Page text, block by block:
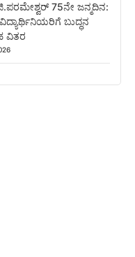
75ನೇ ಜನ್ಮದಿನ:
ಬುದ್ಧನ
ವಿತರ